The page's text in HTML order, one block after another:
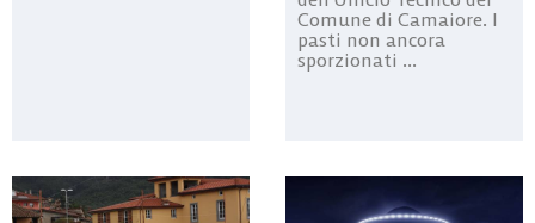
Comune di Camaiore. I
pasti non ancora
sporzionati ...